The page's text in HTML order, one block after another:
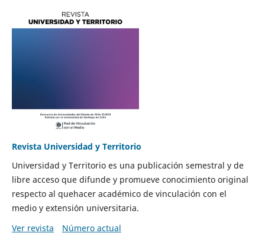
Revista Universidad y Territorio
Universidad y Territorio es una publicación semestral y de
libre acceso que difunde y promueve conocimiento original
respecto al quehacer académico de vinculación con el
medio y extensión universitaria.
Ver revista
Número actual